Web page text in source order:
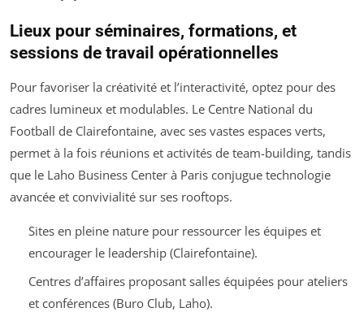
Lieux pour séminaires, formations, et
sessions de travail opérationnelles
Pour favoriser la créativité et l’interactivité, optez pour des
cadres lumineux et modulables. Le Centre National du
Football de Clairefontaine, avec ses vastes espaces verts,
permet à la fois réunions et activités de team-building, tandis
que le Laho Business Center à Paris conjugue technologie
avancée et convivialité sur ses rooftops.
Sites en pleine nature pour ressourcer les équipes et
encourager le leadership (Clairefontaine).
Centres d’affaires proposant salles équipées pour ateliers
et conférences (Buro Club, Laho).